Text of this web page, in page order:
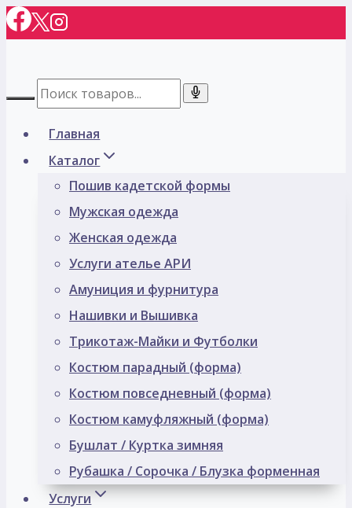
Перейти
к
Главная
Каталог
Пошив кадетской формы
Мужская одежда
Женская одежда
Услуги ателье АРИ
Амуниция и фурнитура
Нашивки и Вышивка
Трикотаж-Майки и Футболки
Костюм парадный (форма)
Костюм повседневный (форма)
Костюм камуфляжный (форма)
Бушлат / Куртка зимняя
Рубашка / Сорочка / Блузка форменная
Услуги